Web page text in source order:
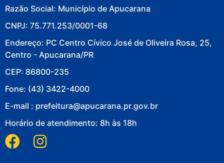
Razão Social: Município de Apucarana
CNPJ: 75.771.253/0001-68
Endereço: PC Centro Cívico José de Oliveira Rosa, 25,
Centro - Apucarana/PR
CEP: 86800-235
Fone: (43) 3422-4000
E-mail : prefeitura@apucarana.pr.gov.br
Horário de atendimento: 8h às 18h